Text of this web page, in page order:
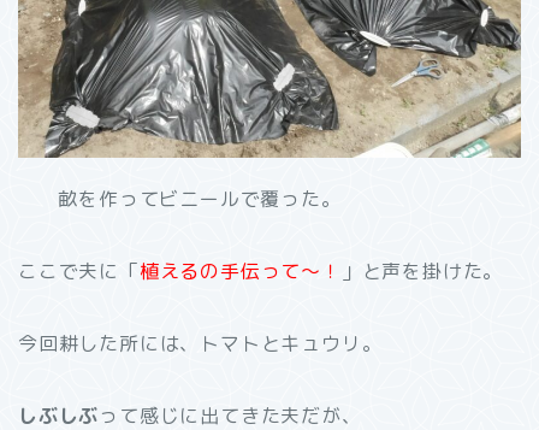
畝を作ってビニールで覆った。
ここで夫に「植えるの手伝って～！ 」と声を掛けた。
今回耕した所には、トマトとキュウリ。
しぶしぶって感じに出てきた夫だが、